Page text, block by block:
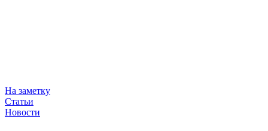
На заметку
Статьи
Новости